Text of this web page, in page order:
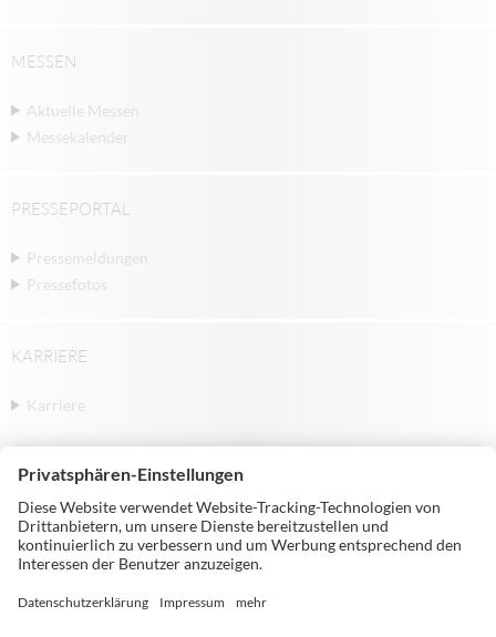
MESSEN
Aktuelle Messen
Messekalender
PRESSEPORTAL
Pressemeldungen
Pressefotos
KARRIERE
Karriere